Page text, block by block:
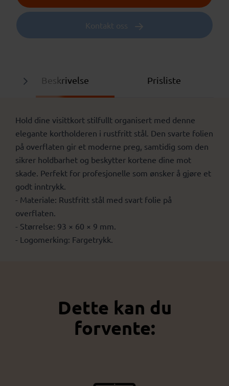
Kontakt oss
Beskrivelse Prisliste
Hold dine visittkort stilfullt organisert med denne
elegante kortholderen i rustfritt stål. Den svarte folien
på overflaten gir et moderne preg, samtidig som den
sikrer holdbarhet og beskytter kortene dine mot
skade. Perfekt for profesjonelle som ønsker å gjøre et
godt inntrykk.
- Materiale: Rustfritt stål med svart folie på
overflaten.
- Størrelse: 93 × 60 × 9 mm.
- Logomerking: Fargetrykk.
Dette kan du
forvente: